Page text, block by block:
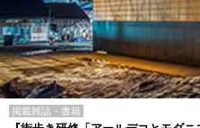
掲載雑誌・書籍